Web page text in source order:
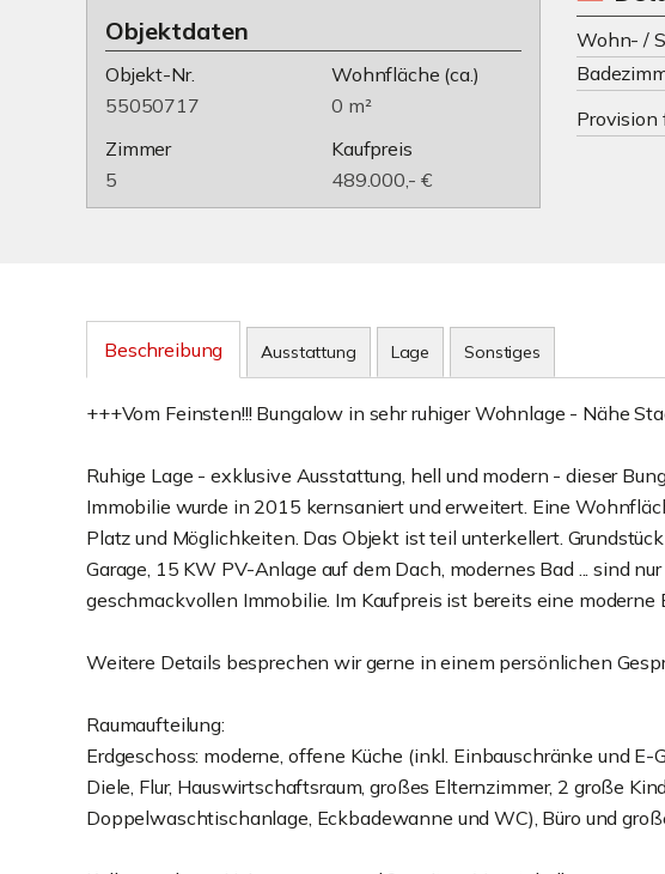
Objektdaten
Objekt-Nr.
55050717
Wohnfläche (ca.)
0 m²
Zimmer
5
Kaufpreis
489.000,- €
Wohn- /
Provision
Beschreibung Ausstattung Lage Sonstiges
+++Vom Feinsten!!! Bungalow in sehr ruhiger Wohnlage - Nähe
Ruhige Lage - exklusive Ausstattung, hell und modern - dieser
Immobilie wurde in 2015 kernsaniert und erweitert. Eine
Platz und Möglichkeiten. Das Objekt ist teil unterkellert.
Garage, 15 KW PV-Anlage auf dem Dach, modernes Bad ... sind
geschmackvollen Immobilie. Im Kaufpreis ist bereits eine
Weitere Details besprechen wir gerne in einem persönlichen
Raumaufteilung:
Erdgeschoss: moderne, offene Küche (inkl. Einbauschränke und
Diele, Flur, Hauswirtschaftsraum, großes Elternzimmer, 2 große
Doppelwaschtischanlage, Eckbadewanne und WC), Büro und